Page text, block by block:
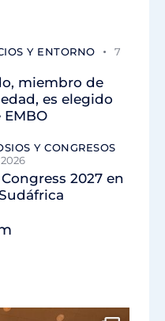
Y ENTORNO
7
miembro de
es elegido
Y CONGRESOS
2027 en